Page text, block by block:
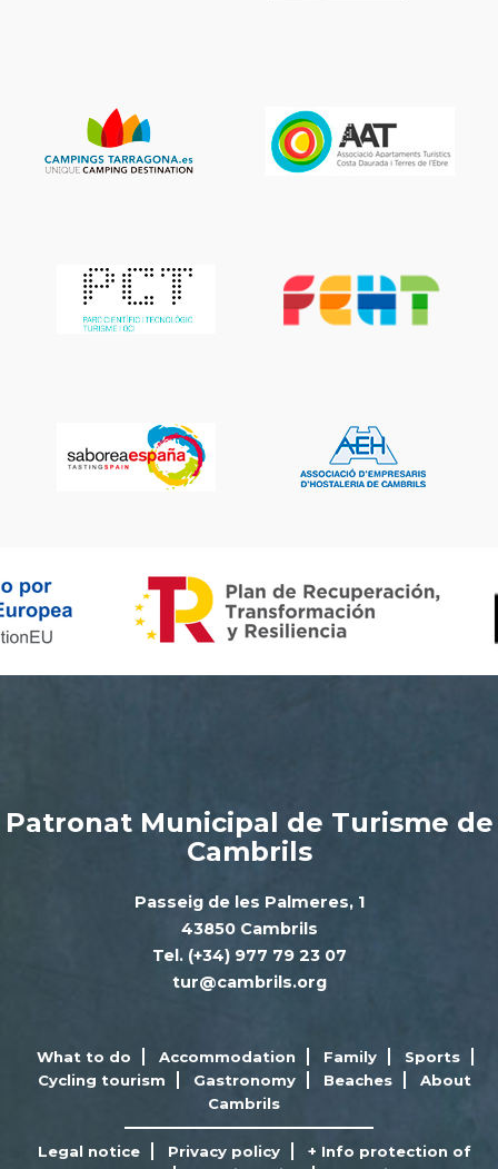
Patronat Municipal de Turisme de
Cambrils
Passeig de les Palmeres, 1
43850 Cambrils
Tel. (+34) 977 79 23 07
tur@cambrils.org
What to do Accommodation Family
Sports
Cycling tourism
Gastronomy Beaches
About
Cambrils
Legal notice Privacy policy
+ Info protection of